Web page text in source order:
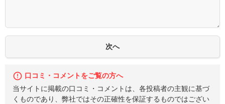
口コミ・コメントをご覧の方へ
当サイトに掲載の口コミ・コメントは、各投稿者の主観に基づ
くものであり、弊社ではその正確性を保証するものではござい